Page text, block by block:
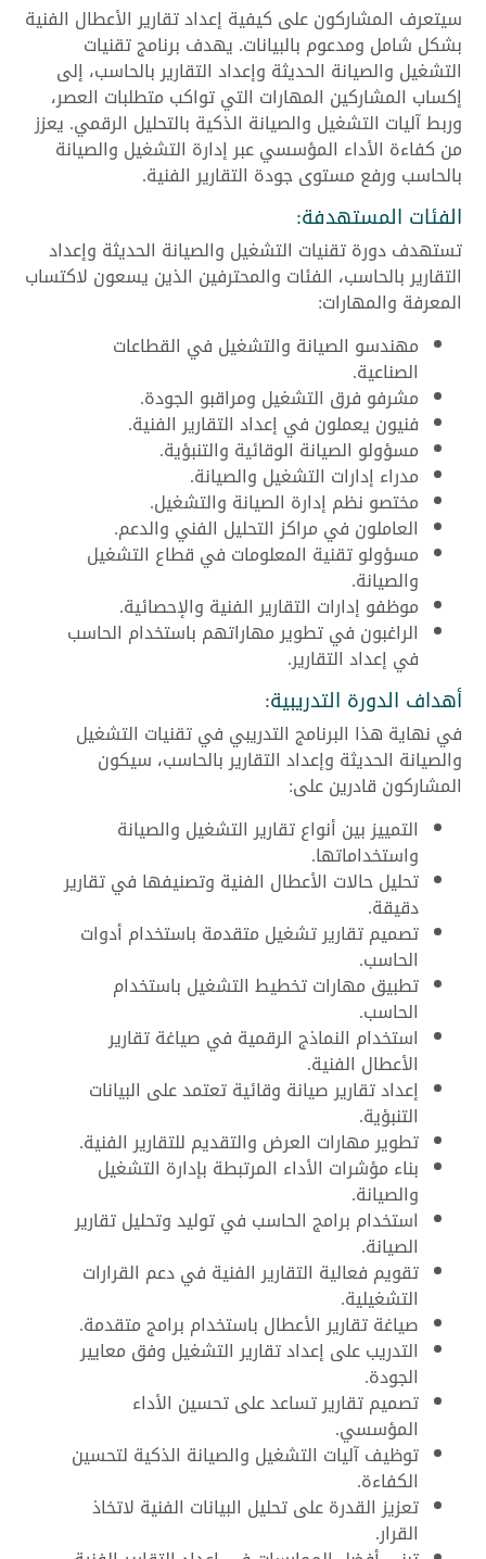
سيتعرف المشاركون على كيفية إعداد تقارير الأعطال الفنية
بشكل شامل ومدعوم بالبيانات. يهدف برنامج تقنيات
التشغيل والصيانة الحديثة وإعداد التقارير بالحاسب، إلى
إكساب المشاركين المهارات التي تواكب متطلبات العصر،
وربط آليات التشغيل والصيانة الذكية بالتحليل الرقمي. يعزز
من كفاءة الأداء المؤسسي عبر إدارة التشغيل والصيانة
بالحاسب ورفع مستوى جودة التقارير الفنية.
الفئات المستهدفة:
تستهدف دورة تقنيات التشغيل والصيانة الحديثة وإعداد
التقارير بالحاسب، الفئات والمحترفين الذين يسعون لاكتساب
المعرفة والمهارات:
مهندسو الصيانة والتشغيل في القطاعات
الصناعية.
مشرفو فرق التشغيل ومراقبو الجودة.
فنيون يعملون في إعداد التقارير الفنية.
مسؤولو الصيانة الوقائية والتنبؤية.
مدراء إدارات التشغيل والصيانة.
مختصو نظم إدارة الصيانة والتشغيل.
العاملون في مراكز التحليل الفني والدعم.
مسؤولو تقنية المعلومات في قطاع التشغيل
والصيانة.
موظفو إدارات التقارير الفنية والإحصائية.
الراغبون في تطوير مهاراتهم باستخدام الحاسب
في إعداد التقارير.
أهداف الدورة التدريبية:
في نهاية هذا البرنامج التدريبي في تقنيات التشغيل
والصيانة الحديثة وإعداد التقارير بالحاسب، سيكون
المشاركون قادرين على:
التمييز بين أنواع تقارير التشغيل والصيانة
واستخداماتها.
تحليل حالات الأعطال الفنية وتصنيفها في تقارير
دقيقة.
تصميم تقارير تشغيل متقدمة باستخدام أدوات
الحاسب.
تطبيق مهارات تخطيط التشغيل باستخدام
الحاسب.
استخدام النماذج الرقمية في صياغة تقارير
الأعطال الفنية.
إعداد تقارير صيانة وقائية تعتمد على البيانات
التنبؤية.
تطوير مهارات العرض والتقديم للتقارير الفنية.
بناء مؤشرات الأداء المرتبطة بإدارة التشغيل
والصيانة.
استخدام برامج الحاسب في توليد وتحليل تقارير
الصيانة.
تقويم فعالية التقارير الفنية في دعم القرارات
التشغيلية.
صياغة تقارير الأعطال باستخدام برامج متقدمة.
التدريب على إعداد تقارير التشغيل وفق معايير
الجودة.
تصميم تقارير تساعد على تحسين الأداء
المؤسسي.
توظيف آليات التشغيل والصيانة الذكية لتحسين
الكفاءة.
تعزيز القدرة على تحليل البيانات الفنية لاتخاذ
القرار.